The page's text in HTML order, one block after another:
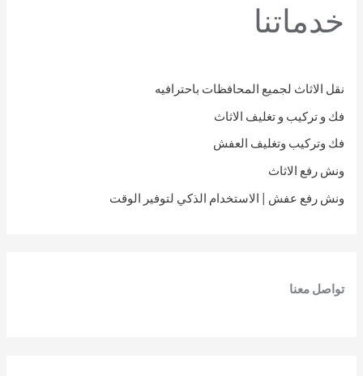
خدماتنا
نقل الاثاث لجميع المحافظات باحترافيه
فك و تركيب و تغليف الاثاث
فك وتركيب وتغليف العفش
ونش رفع الاثاث
ونش رفع عفش | الاستخدام الذكي لتوفير الوقت
تواصل معنا